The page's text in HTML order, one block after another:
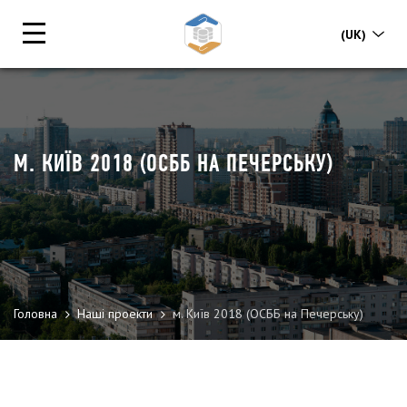
(UK)
М. КИЇВ 2018 (ОСББ НА ПЕЧЕРСЬКУ)
Головна Наші проекти м. Київ 2018 (ОСББ на Печерську)